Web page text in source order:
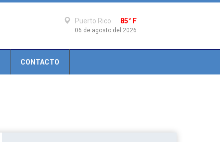
Puerto Rico 85° F
06 de agosto del 2026
CONTACTO